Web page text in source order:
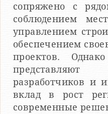
сопряжено с
соблюдением
управлением
обеспечением
проектов.
разработчиков и
вклад в рост
современные